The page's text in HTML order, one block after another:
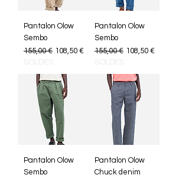
Pantalon Olow
Sembo
Prix original
155,00 € Prix promotionnel
108,50 €
SOLDES
Pantalon Olow
Sembo
Prix original
155,00 € Prix promotionnel
108,50 €
SOLDES
Pantalon Olow
Sembo
Pantalon Olow
Chuck denim